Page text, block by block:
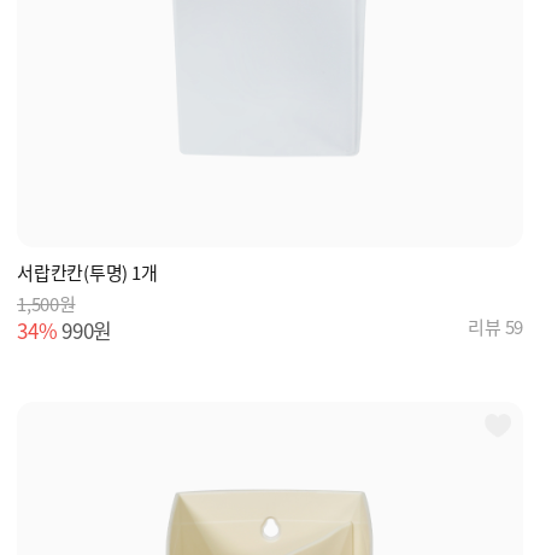
서랍칸칸(투명) 1개
1,500원
34%990원 리뷰 59